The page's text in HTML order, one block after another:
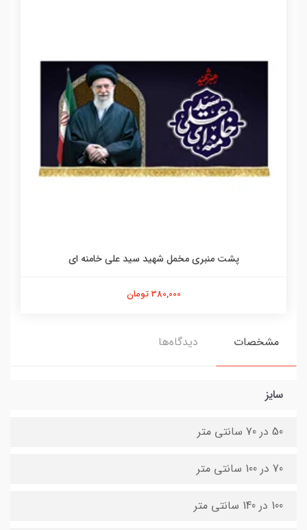
پشت منبری مخمل شهید سید علی خامنه ای
380,000 تومان
مشخصات دیدگاه‌ها
سایز
50 در 70 سانتی متر
70 در 100 سانتی متر
100 در 140 سانتی متر